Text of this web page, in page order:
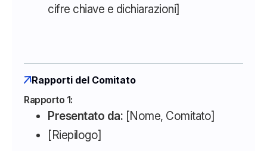
cifre chiave e dichiarazioni]
Rapporti del Comitato
Rapporto 1:
Presentato da: [Nome, Comitato]
[Riepilogo]